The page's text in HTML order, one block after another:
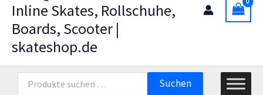
Inline Skates, Rollschuhe,
Boards, Scooter |
skateshop.de
nach:
Suchen